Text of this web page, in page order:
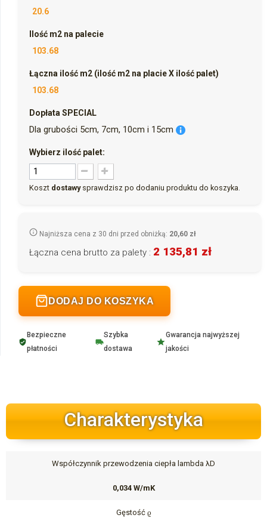
20.6
Ilość m2 na palecie
103.68
Łączna ilość m2 (ilość m2 na placie X ilość palet)
103.68
Dopłata SPECIAL
Dla grubości 5cm, 7cm, 10cm i 15cm
Wybierz ilość palet:
Koszt dostawysprawdzisz po dodaniu produktu do koszyka.
Najniższa cena z 30 dni przed obniżką: 20,60 zł
Łączna cena brutto za palety : 2 135,81 zł
DODAJ DO KOSZYKA
Bezpieczne
płatności
Szybka
dostawa
Gwarancja najwyższej
jakości
Charakterystyka
Współczynnik przewodzenia ciepła lambda λD
0,034 W/mK
Gęstość ϱ